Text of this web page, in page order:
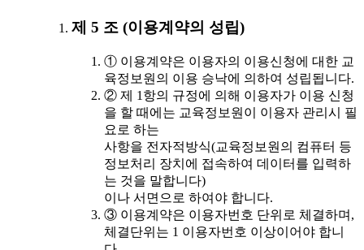
제 5 조 (이용계약의 성립)
① 이용계약은 이용자의 이용신청에 대한 교
육정보원의 이용 승낙에 의하여 성립됩니다.
② 제 1항의 규정에 의해 이용자가 이용 신청
을 할 때에는 교육정보원이 이용자 관리시 필
요로 하는
사항을 전자적방식(교육정보원의 컴퓨터 등
정보처리 장치에 접속하여 데이터를 입력하
는 것을 말합니다)
이나 서면으로 하여야 합니다.
③ 이용계약은 이용자번호 단위로 체결하며,
체결단위는 1 이용자번호 이상이어야 합니